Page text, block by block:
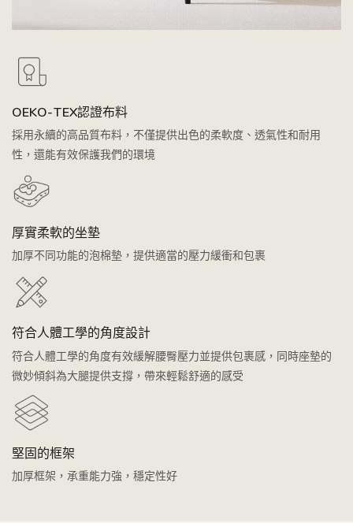
OEKO-TEX認證布料
採用永續的高品質布料，不僅提供出色的柔軟度、透氣性和耐用
性，還能有效保護我們的環境
厚實柔軟的坐墊
加厚不同功能的泡棉墊，提供適當的壓力緩衝和包裹
符合人體工學的角度設計
符合人體工學的角度有效緩解腰臀壓力並提供包裹感，同時座墊的
微妙傾斜為大腿提供支撐，帶來輕鬆舒適的感受
堅固的框架
加厚框架，承重能力強，穩定性好